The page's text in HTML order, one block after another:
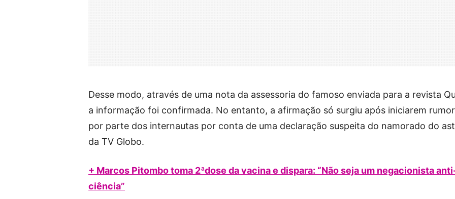
Desse modo, através de uma nota da assessoria do famoso enviada para a revista
a informação foi confirmada. No entanto, a afirmação só surgiu após iniciarem
por parte dos internautas por conta de uma declaração suspeita do namorado do
da TV Globo.
+ Marcos Pitombo toma 2ªdose da vacina e dispara: “Não seja um negacionista
ciência”